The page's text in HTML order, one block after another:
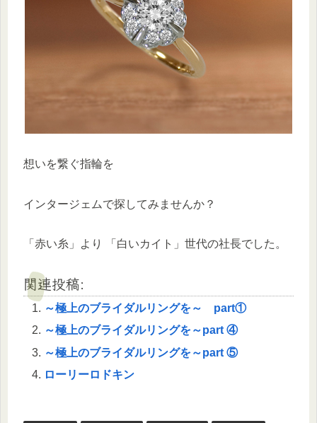
想いを繋ぐ指輪を
インタージェムで探してみませんか？
「赤い糸」より 「白いカイト」世代の社長でした。
関連投稿:
～極上のブライダルリングを～ part①
～極上のブライダルリングを～part ④
～極上のブライダルリングを～part ⑤
ローリーロドキン